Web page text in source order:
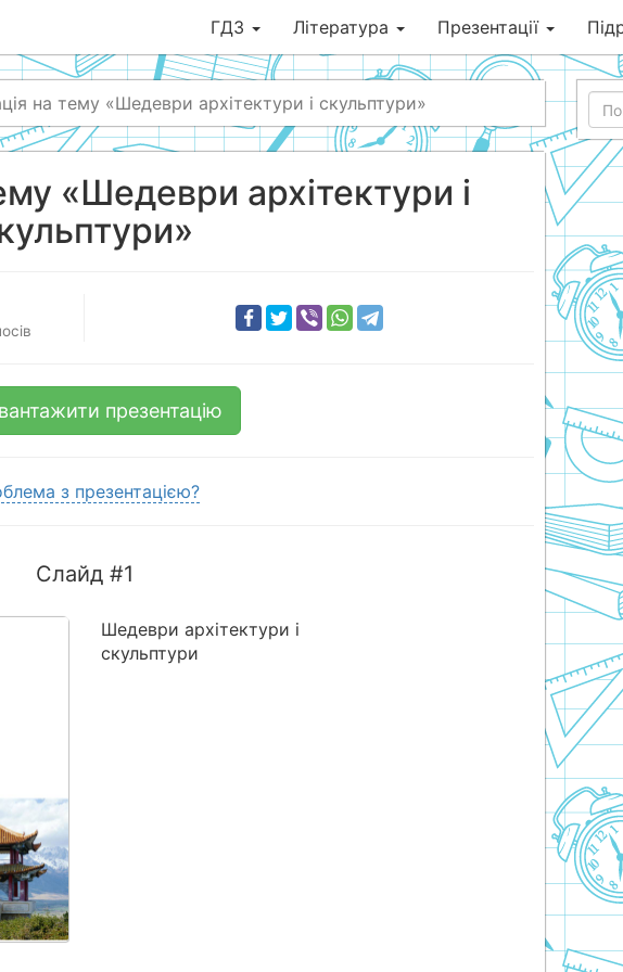
ГДЗ Література Презентації
на тему «Шедеври архітектури і скульптури»
«Шедеври архітектури і
презентацію
з презентацією?
Слайд #1
Шедеври архітектури і
скульптури